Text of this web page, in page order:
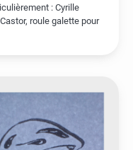
: Cyrille
roule galette pour